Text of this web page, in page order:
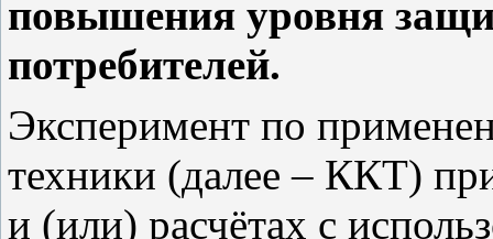
повышения уровня
потребителей.
Эксперимент по
техники (далее – ККТ)
и (или) расчётах с